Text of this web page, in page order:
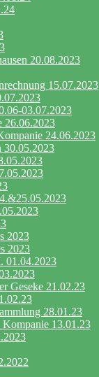
20.08.2023
15.07.2023
03.07.2023
26.06.2023
24.06.2023
30.05.2023
2023
2023
01.04.2023
Geseke 21.02.23
28.01.23
13.01.23